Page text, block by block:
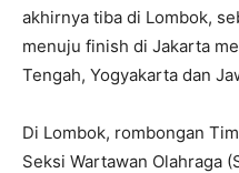
akhirnya tiba di Lombok,
menuju finish di Jakarta
Tengah, Yogyakarta dan
Di Lombok, rombongan
Seksi Wartawan Olahraga